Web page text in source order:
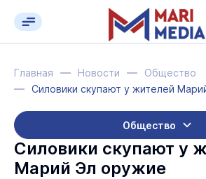
Главная Новости
Общество
Силовики скупают у жителей
Общество
Силовики скупают у
Марий Эл оружие